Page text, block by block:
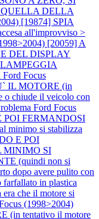
DELLA
[19874] SPIA
all'improvviso >
[20059] A
DEL DISPLAY
Ford Focus
IL MOTORE (in
o chiude il veicolo con
Ford Focus
POI FERMANDOSI
minimo si stabilizza
E POI
MINIMO SI
(quindi non si
dopo avere pulito con
in plastica
che il motore si
(1998>2004)
(in tentativo il motore